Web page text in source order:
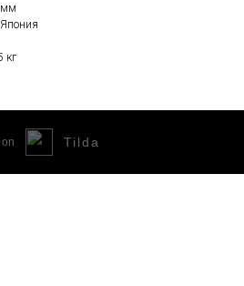
мм
кг
Tilda